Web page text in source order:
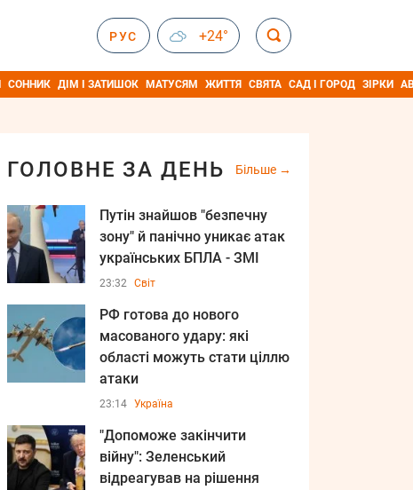
РУС +24°
СОННИК ДІМ І ЗАТИШОК МАТУСЯМ ЖИТТЯ СВЯТА САД І ГОРОД ЗІРКИ
ГОЛОВНЕ ЗА ДЕНЬ Більше
Путін знайшов "безпечну
зону" й панічно уникає атак
українських БПЛА - ЗМІ
23:32 Світ
РФ готова до нового
масованого удару: які
області можуть стати ціллю
атаки
23:14 Україна
"Допоможе закінчити
війну": Зеленський
відреагував на рішення